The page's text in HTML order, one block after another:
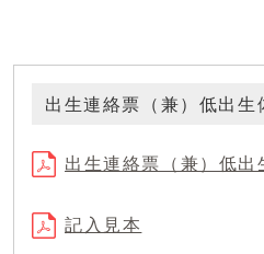
出生連絡票（兼）低出生
出生連絡票（兼）低出
記入見本